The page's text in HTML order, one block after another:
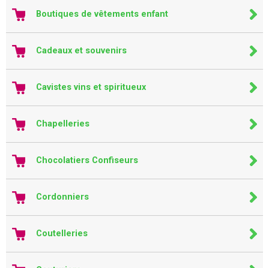
Boutiques de vêtements enfant
Cadeaux et souvenirs
Cavistes vins et spiritueux
Chapelleries
Chocolatiers Confiseurs
Cordonniers
Coutelleries